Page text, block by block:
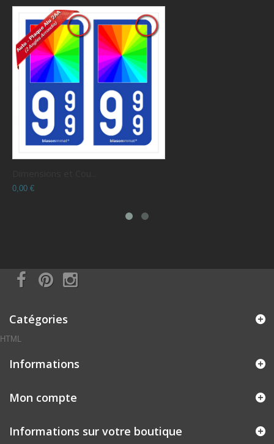
0,00 €
Catégories
HTML
Informations
Mon compte
Informations sur votre boutique